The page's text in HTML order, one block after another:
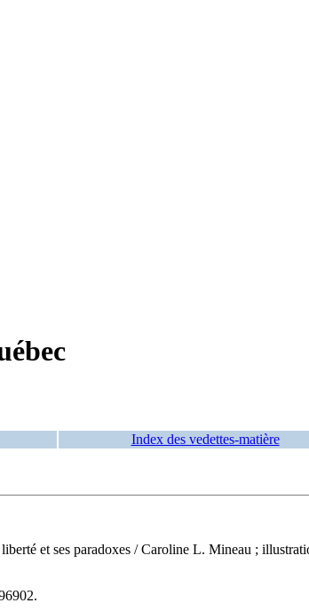
Index des vedettes-matière
et ses paradoxes / Caroline L. Mineau ;
.